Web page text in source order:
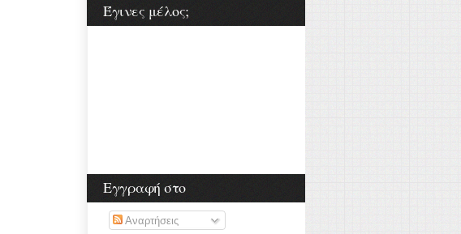
Έγινες μέλος;
Εγγραφή στο
Αναρτήσεις